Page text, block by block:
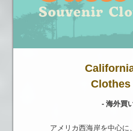
- 海外買
アメリカ西海岸を中心に